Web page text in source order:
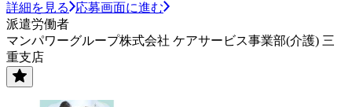
詳細を見る
応募画面に進む
派遣労働者
マンパワーグループ株式会社 ケアサービス事業部(介護) 三
重支店